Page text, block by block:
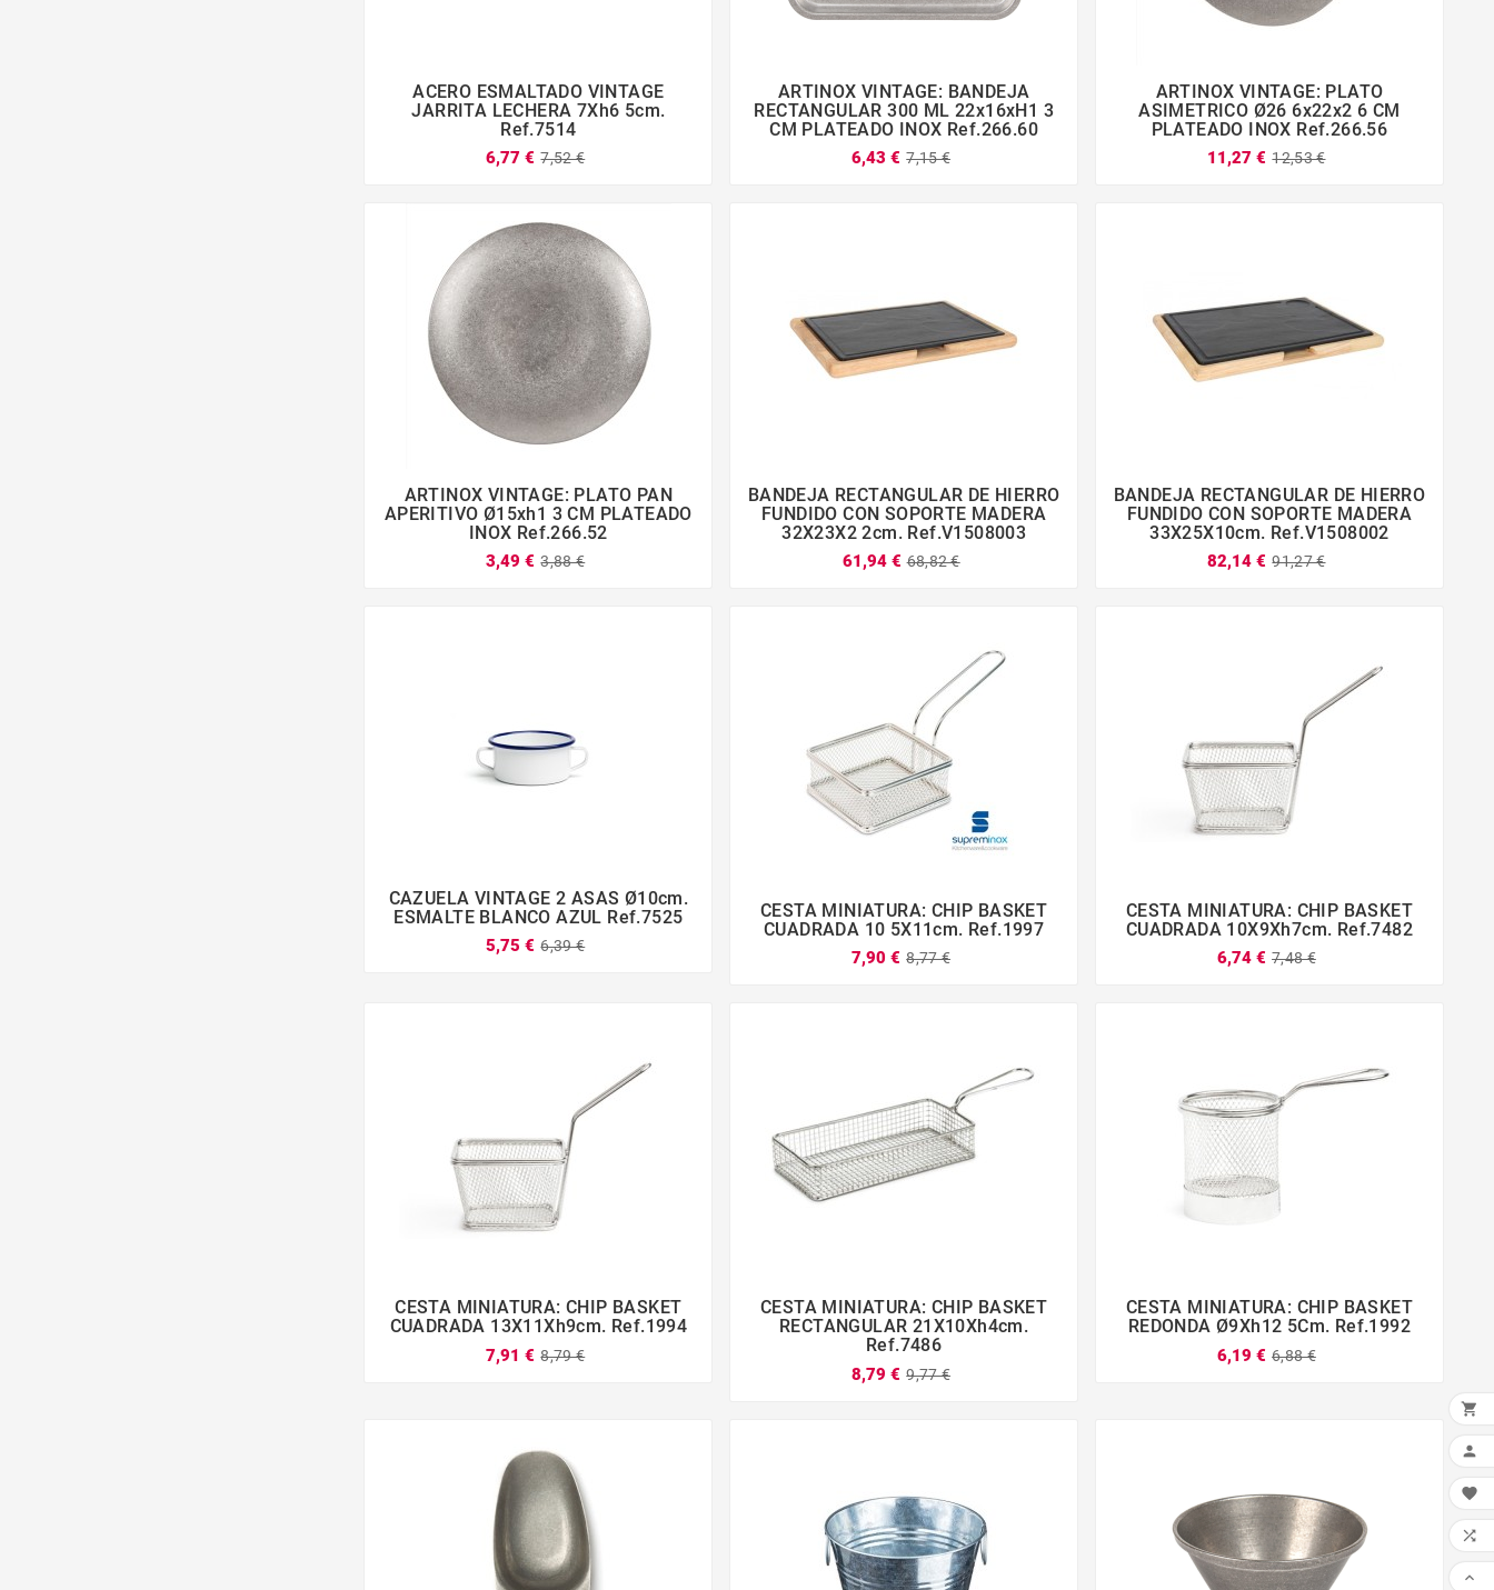
   
ACERO ESMALTADO VINTAGE
JARRITA LECHERA 7Xh6 5cm.
Ref.7514
6,77 € 7,52 €
   
ARTINOX VINTAGE: BANDEJA
RECTANGULAR 300 ML 22x16xH1 3
CM PLATEADO INOX Ref.266.60
6,43 € 7,15 €
   
ARTINOX VINTAGE: PLATO
ASIMETRICO Ø26 6x22x2 6 CM
PLATEADO INOX Ref.266.56
11,27 € 12,53 €
   
ARTINOX VINTAGE: PLATO PAN
APERITIVO Ø15xh1 3 CM PLATEADO
INOX Ref.266.52
3,49 € 3,88 €
   
BANDEJA RECTANGULAR DE HIERRO
FUNDIDO CON SOPORTE MADERA
32X23X2 2cm. Ref.V1508003
61,94 € 68,82 €
   
BANDEJA RECTANGULAR DE HIERRO
FUNDIDO CON SOPORTE MADERA
33X25X10cm. Ref.V1508002
82,14 € 91,27 €
   
CAZUELA VINTAGE 2 ASAS Ø10cm.
ESMALTE BLANCO AZUL Ref.7525
5,75 € 6,39 €
   
CESTA MINIATURA: CHIP BASKET
CUADRADA 10 5X11cm. Ref.1997
7,90 € 8,77 €
   
CESTA MINIATURA: CHIP BASKET
CUADRADA 10X9Xh7cm. Ref.7482
6,74 € 7,48 €
   
CESTA MINIATURA: CHIP BASKET
CUADRADA 13X11Xh9cm. Ref.1994
7,91 € 8,79 €
   
CESTA MINIATURA: CHIP BASKET
RECTANGULAR 21X10Xh4cm.
Ref.7486
8,79 € 9,77 €
   
CESTA MINIATURA: CHIP BASKET
REDONDA Ø9Xh12 5Cm. Ref.1992
6,19 € 6,88 €




